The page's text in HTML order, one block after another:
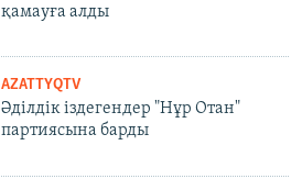
қамауға алды
AZATTYQTV
Әділдік іздегендер "Нұр Отан"
партиясына барды